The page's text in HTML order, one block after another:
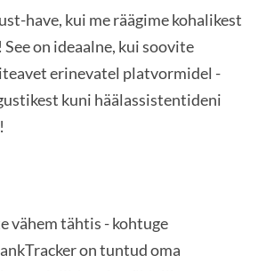
have, kui me räägime kohalikest
on ideaalne, kui soovite
erinevatel platvormidel -
kuni häälassistentideni
vähem tähtis - kohtuge
on tuntud oma